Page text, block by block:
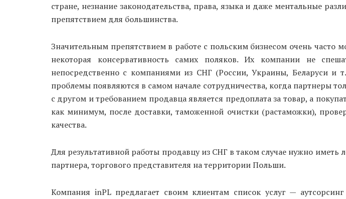
стране, незнание законодательства, права, языка и даже ментальные
препятствием для большинства.
Значительным препятствием в работе с польским бизнесом очень часто
некоторая консервативность самих поляков. Их компании не
непосредственно с компаниями из СНГ (России, Украины, Беларуси и
проблемы появляются в самом начале сотрудничества, когда партнеры
с другом и требованием продавца является предоплата за товар, а
как минимум, после доставки, таможенной очистки (растаможки),
качества.
Для результативной работы продавцу из СНГ в таком случае нужно иметь
партнера, торгового представителя на территории Польши.
Компания inPL предлагает своим клиентам список услуг —